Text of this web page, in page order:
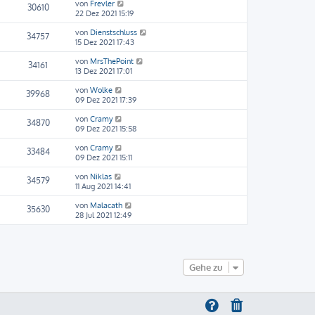
30610 von Frevler
22 Dez 2021 15:19
34757 von Dienstschluss
15 Dez 2021 17:43
34161 von MrsThePoint
13 Dez 2021 17:01
39968 von Wolke
09 Dez 2021 17:39
34870 von Cramy
09 Dez 2021 15:58
33484 von Cramy
09 Dez 2021 15:11
34579 von Niklas
11 Aug 2021 14:41
35630 von Malacath
28 Jul 2021 12:49
Gehe zu